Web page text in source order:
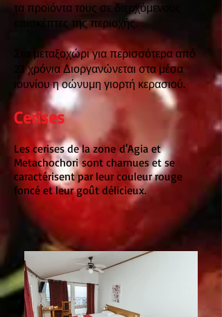
τα προϊόντα τους σε διερχόμενους
επισκέπτες της περιοχής.
Στο μεταξοχώρι για περισσότερα από
23 χρόνια Διοργανώνεται στα μέσα
ιουνίου η οώνυμη γιορτή κερασιού.
Cerises
Les cerises de la zone d'Agia et
Metachochori sont charnues et se
caractérisent par leur couleur rouge
foncé et leur goût délicieux.